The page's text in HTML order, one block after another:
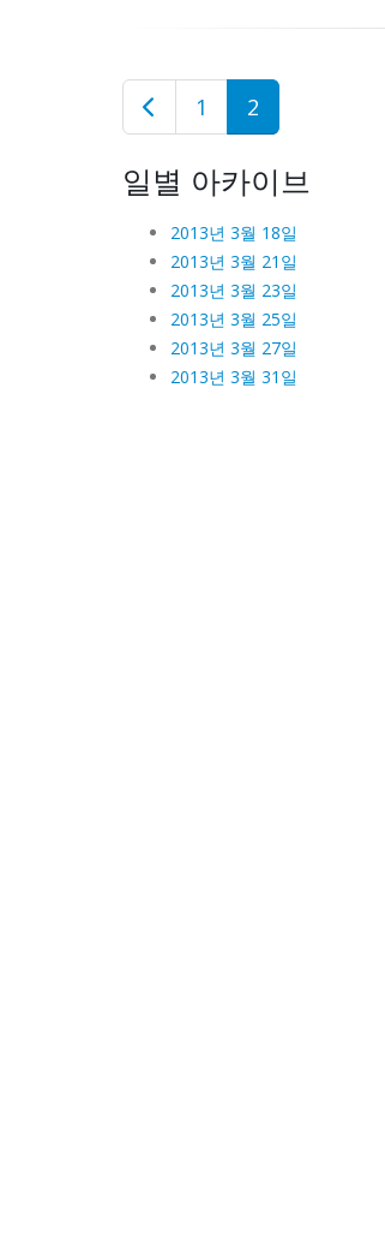
1 2
일별 아카이브
2013년 3월 18일
2013년 3월 21일
2013년 3월 23일
2013년 3월 25일
2013년 3월 27일
2013년 3월 31일